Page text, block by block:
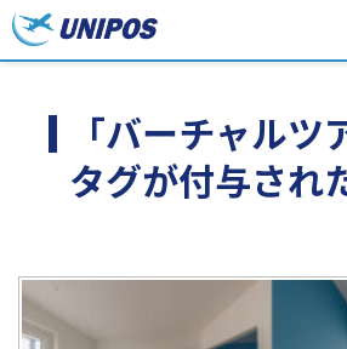
「バーチャルツ
タグが付与され